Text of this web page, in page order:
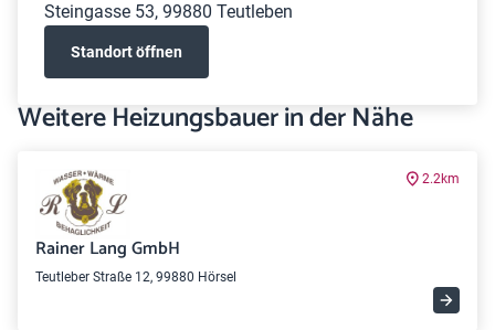
Steingasse 53, 99880 Teutleben
Standort öffnen
Weitere Heizungsbauer in der Nähe
2.2km
Rainer Lang GmbH
Teutleber Straße 12, 99880 Hörsel